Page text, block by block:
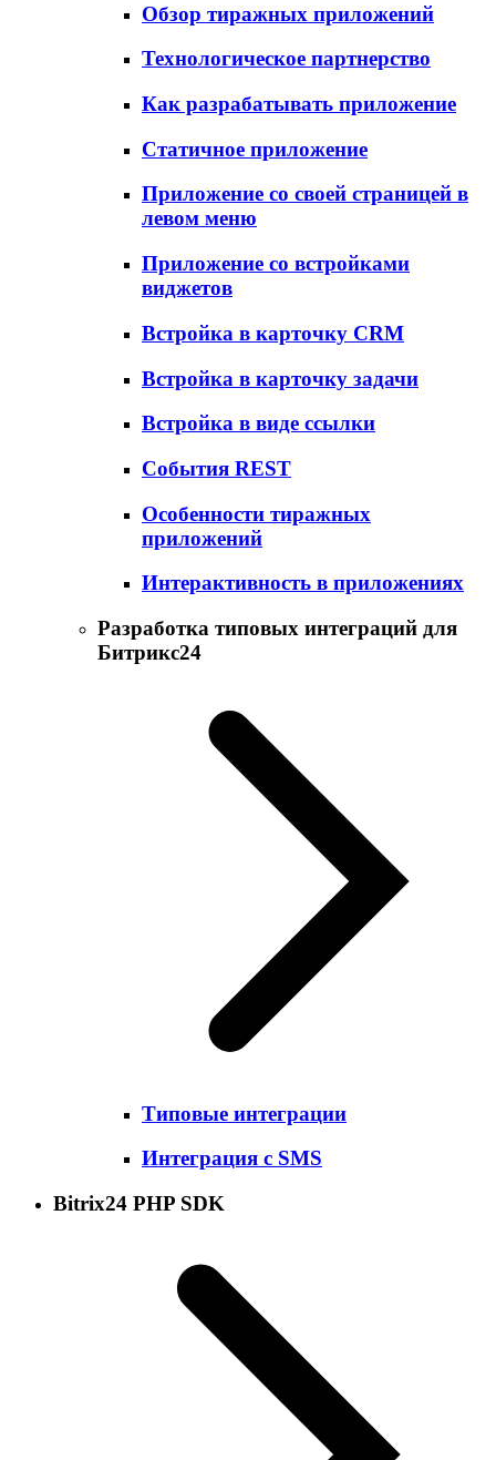
Обзор тиражных приложений
Технологическое партнерство
Как разрабатывать приложение
Статичное приложение
Приложение со своей страницей в
левом меню
Приложение со встройками
виджетов
Встройка в карточку CRM
Встройка в карточку задачи
Встройка в виде ссылки
События REST
Особенности тиражных
приложений
Интерактивность в приложениях
Разработка типовых интеграций для
Битрикс24
Типовые интеграции
Интеграция с SMS
Bitrix24 PHP SDK